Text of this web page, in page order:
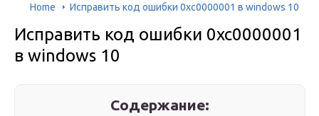
Home Исправить код ошибки 0xc0000001 в windows 10
Исправить код ошибки 0xc0000001
в windows 10
Содержание: